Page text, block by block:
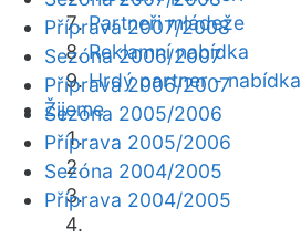
Partneři mládeže
Reklamní nabídka
Hrdý partner - nabídka
Žijeme
Příprava 2007/2008
Sezóna 2006/2007
Příprava 2006/2007
Sezóna 2005/2006
Příprava 2005/2006
Sezóna 2004/2005
Příprava 2004/2005